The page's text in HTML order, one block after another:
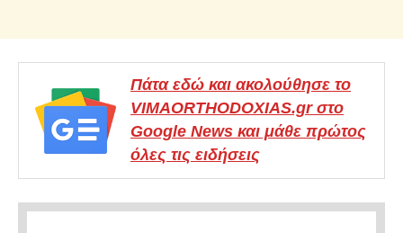
Πάτα εδώ και ακολούθησε το
VIMAORTHODOXIAS.gr στο
Google News και μάθε πρώτος
όλες τις ειδήσεις